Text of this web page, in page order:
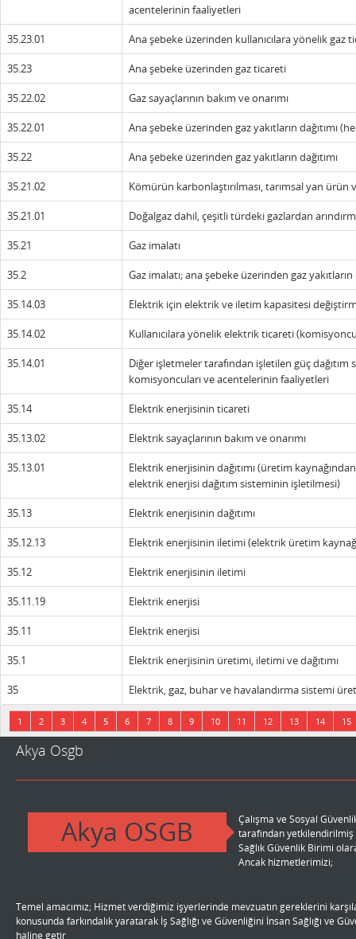
acentelerinin faaliyetleri
35.23.01 Ana şebeke üzerinden kullanıcılara yönelik
35.23 Ana şebeke üzerinden gaz ticareti
35.22.02 Gaz sayaçlarının bakım ve onarımı
35.22.01 Ana şebeke üzerinden gaz yakıtların dağıtımı
35.22 Ana şebeke üzerinden gaz yakıtların dağıtımı
35.21.02 Kömürün karbonlaştırılması, tarımsal yan ürün
35.21.01 Doğalgaz dahil, çeşitli türdeki gazlardan
35.21 Gaz imalatı
35.2 Gaz imalatı; ana şebeke üzerinden gaz yakıtların
35.14.03 Elektrik için elektrik ve iletim kapasitesi
35.14.02 Kullanıcılara yönelik elektrik ticareti
35.14.01
Diğer işletmeler tarafından işletilen güç dağıtım
komisyoncuları ve acentelerinin faaliyetleri
35.14 Elektrik enerjisinin ticareti
35.13.02 Elektrik sayaçlarının bakım ve onarımı
35.13.01
Elektrik enerjisinin dağıtımı (üretim
elektrik enerjisi dağıtım sisteminin işletilmesi)
35.13 Elektrik enerjisinin dağıtımı
35.12.13 Elektrik enerjisinin iletimi (elektrik üretim
35.12 Elektrik enerjisinin iletimi
35.11.19 Elektrik enerjisi
35.11 Elektrik enerjisi
35.1 Elektrik enerjisinin üretimi, iletimi ve dağıtımı
35 Elektrik, gaz, buhar ve havalandırma sistemi
17 sayfadan 1 sayfa gösteriliyor.
1 2 3 4 5 6 7 8 9 10 11 12 13 14 15
Akya Osgb
Akya OSGB
Çalışma ve Sosyal
tarafından yetkilendirilmiş
Sağlık Güvenlik Birimi
Ancak hizmetlerimizi;
Temel amacımız; Hizmet verdiğimiz işyerlerinde mevzuatın gereklerini
konusunda farkındalık yaratarak İş Sağlığı ve Güvenliğini İnsan Sağlığı ve
haline getir